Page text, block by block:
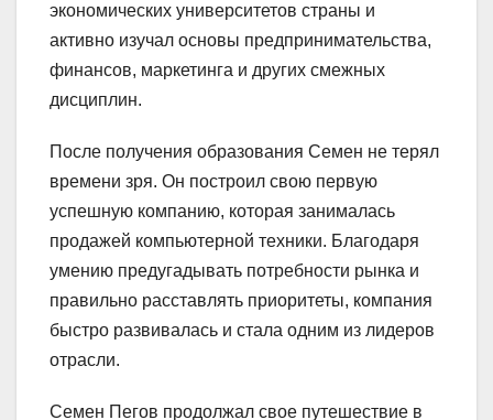
экономических университетов страны и
активно изучал основы предпринимательства,
финансов, маркетинга и других смежных
дисциплин.
После получения образования Семен не терял
времени зря. Он построил свою первую
успешную компанию, которая занималась
продажей компьютерной техники. Благодаря
умению предугадывать потребности рынка и
правильно расставлять приоритеты, компания
быстро развивалась и стала одним из лидеров
отрасли.
Семен Пегов продолжал свое путешествие в